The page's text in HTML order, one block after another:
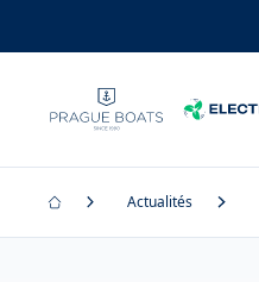
Actualités